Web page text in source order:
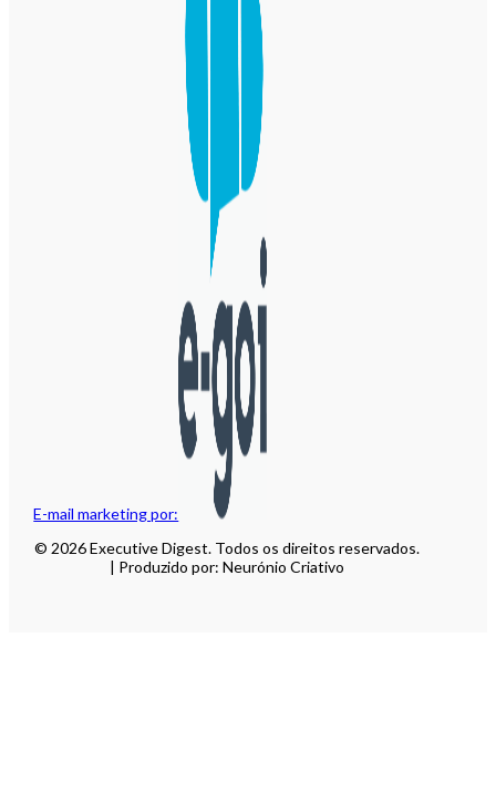
E-mail marketing por:
© 2026 Executive Digest. Todos os direitos reservados.
| Produzido por: Neurónio Criativo